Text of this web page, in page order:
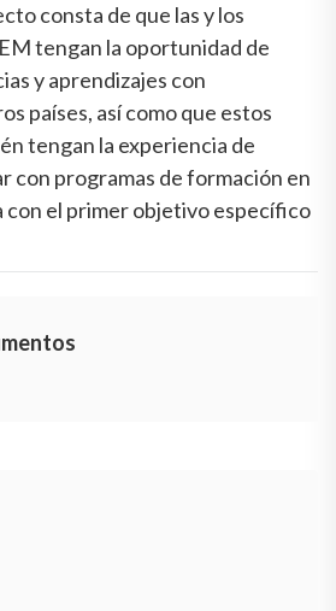
consta de que las y los
tengan la oportunidad de
y aprendizajes con
países, así como que estos
tengan la experiencia de
con programas de formación en
con el primer objetivo específico